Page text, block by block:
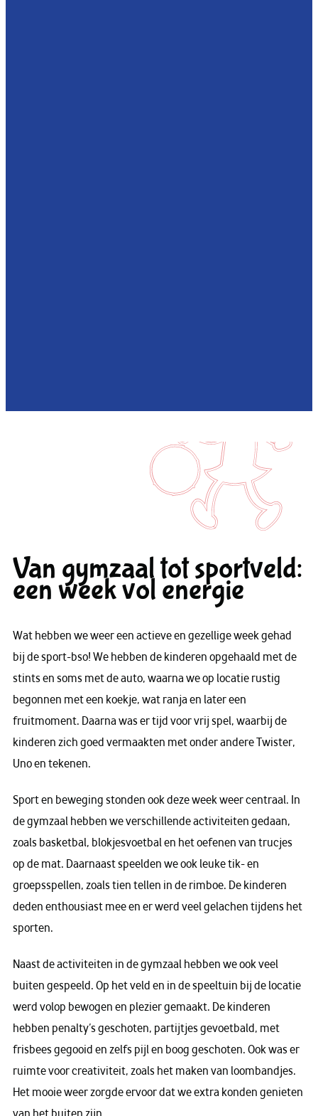
Van gymzaal tot sportveld:
een week vol energie
Wat hebben we weer een actieve en gezellige week gehad
bij de sport-bso! We hebben de kinderen opgehaald met de
stints en soms met de auto, waarna we op locatie rustig
begonnen met een koekje, wat ranja en later een
fruitmoment. Daarna was er tijd voor vrij spel, waarbij de
kinderen zich goed vermaakten met onder andere Twister,
Uno en tekenen.
Sport en beweging stonden ook deze week weer centraal. In
de gymzaal hebben we verschillende activiteiten gedaan,
zoals basketbal, blokjesvoetbal en het oefenen van trucjes
op de mat. Daarnaast speelden we ook leuke tik- en
groepsspellen, zoals tien tellen in de rimboe. De kinderen
deden enthousiast mee en er werd veel gelachen tijdens het
sporten.
Naast de activiteiten in de gymzaal hebben we ook veel
buiten gespeeld. Op het veld en in de speeltuin bij de locatie
werd volop bewogen en plezier gemaakt. De kinderen
hebben penalty’s geschoten, partijtjes gevoetbald, met
frisbees gegooid en zelfs pijl en boog geschoten. Ook was er
ruimte voor creativiteit, zoals het maken van loombandjes.
Het mooie weer zorgde ervoor dat we extra konden genieten